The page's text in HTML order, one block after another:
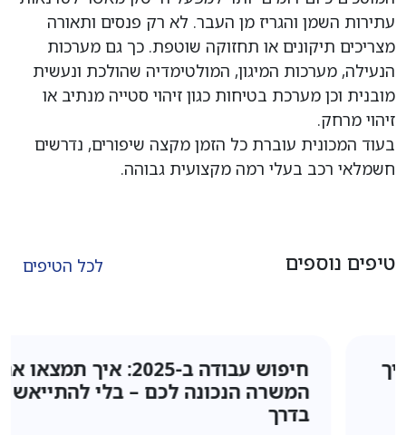
עתירות השמן והגריז מן העבר. לא רק פנסים ותאורה
מצריכים תיקונים או תחזוקה שוטפת. כך גם מערכות
הנעילה, מערכות המיגון, המולטימדיה שהולכת ונעשית
מובנית וכן מערכת בטיחות כגון זיהוי סטייה מנתיב או
זיהוי מרחק.
בעוד המכונית עוברת כל הזמן מקצה שיפורים, נדרשים
חשמלאי רכב בעלי רמה מקצועית גבוהה.
טיפים נוספים לכל הטיפים
חיפוש עבודה ב-2025: איך תמצאו את
המשרה הנכונה לכם – בלי להתייאש